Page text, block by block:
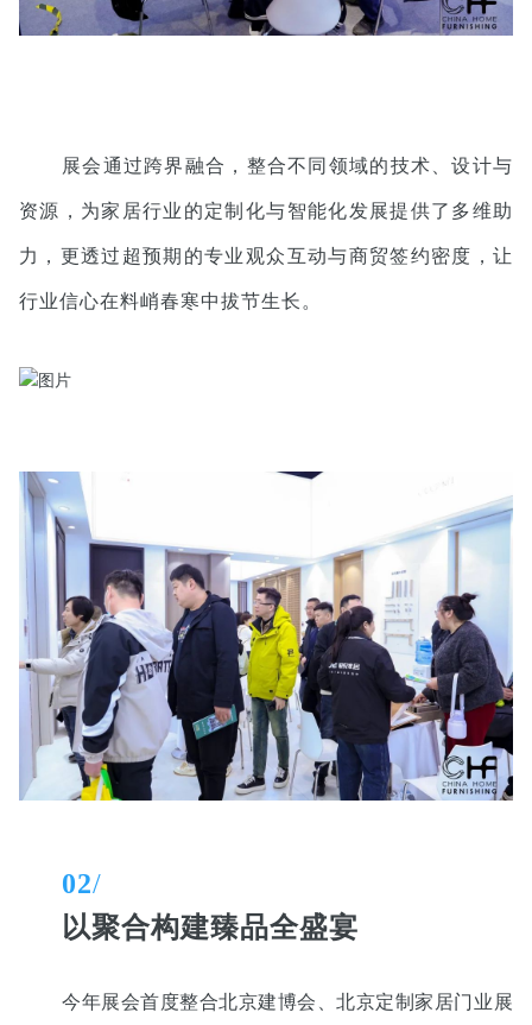
展会通过跨界融合，整合不同领域的技术、设计与
资源，为家居行业的定制化与智能化发展提供了多维助
力，更透过超预期的专业观众互动与商贸签约密度，让
行业信心在料峭春寒中拔节生长。
02/
以聚合构建臻品全盛宴
今年展会首度整合北京建博会、北京定制家居门业展